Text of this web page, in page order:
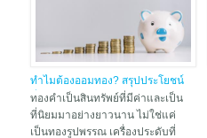
ทำไมต้องออมทอง? สรุปประโยชน์
ที่คุณอาจคาดไม่ถึง
ทองคำเป็นสินทรัพย์ที่มีค่าและเป็น
ที่นิยมมาอย่างยาวนาน ไม่ใช่แค่
เป็นทองรูปพรรณ เครื่องประดับที่